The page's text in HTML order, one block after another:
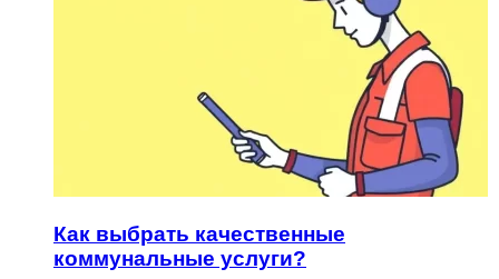
Как выбрать качественные
коммунальные услуги?